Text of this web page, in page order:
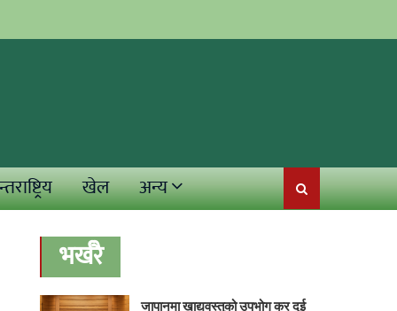
खेल अन्य
भर्खरै
जापानमा खाद्यवस्तुको उपभोग कर दुई